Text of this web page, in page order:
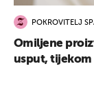
POKROVITELJ
Omiljene
usput, tijekom